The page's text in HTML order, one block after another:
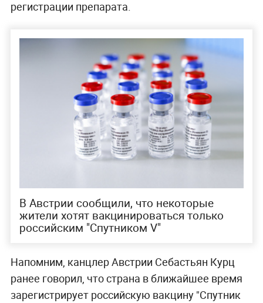
регистрации препарата.
В Австрии сообщили, что некоторые
жители хотят вакцинироваться только
российским "Спутником V"
Напомним, канцлер Австрии Себастьян Курц
ранее говорил, что страна в ближайшее время
зарегистрирует российскую вакцину "Спутник